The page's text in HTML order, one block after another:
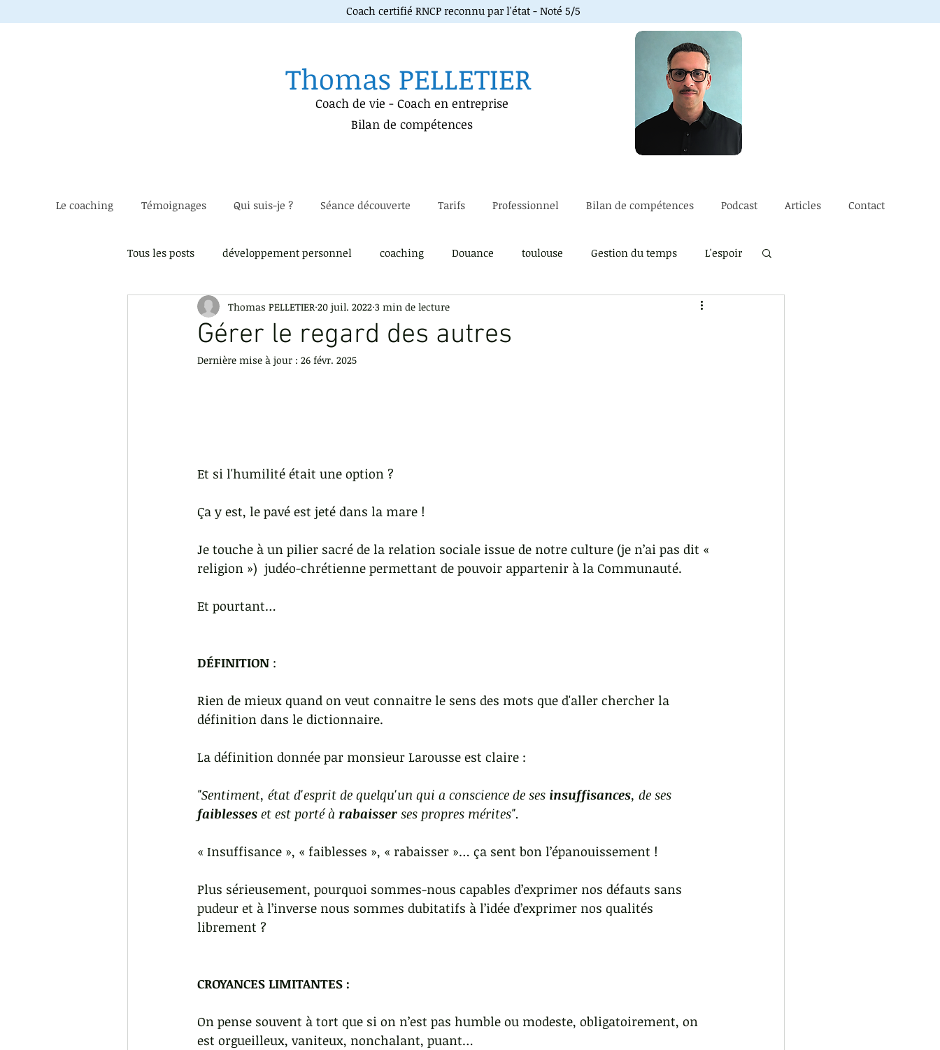
Coach certifié RNCP reconnu par l'état - Noté 5/5
Thomas PELLETIER
Coach de vie - Coach en entreprise
Bilan de compétences
Le coaching Témoignages Qui suis-je ? Séance découverte Tarifs Professionnel Bilan de compétences Podcast Articles Contact
Tous les posts développement personnel coaching Douance toulouse Gestion du temps L'espoir
Instant présent Estime de soi immersion métier La vulnérabilité
La Rentrée gestion de la peur Être actif
Gérer le regard des autres
Thomas PELLETIER 20 juil. 2022 3 min de lecture
Dernière mise à jour : 26 févr. 2025
Et si l'humilité était une option ?
Ça y est, le pavé est jeté dans la mare !
Je touche à un pilier sacré de la relation sociale issue de notre culture (je n’ai pas dit «
religion »)  judéo-chrétienne permettant de pouvoir appartenir à la Communauté.
Et pourtant…
DÉFINITION :
Rien de mieux quand on veut connaitre le sens des mots que d'aller chercher la
définition dans le dictionnaire.
La définition donnée par monsieur Larousse est claire :
"Sentiment, état d'esprit de quelqu'un qui a conscience de ses insuffisances, de ses
faiblesses et est porté à rabaisser ses propres mérites".
« Insuffisance », « faiblesses », « rabaisser »… ça sent bon l’épanouissement !
Plus sérieusement, pourquoi sommes-nous capables d’exprimer nos défauts sans
pudeur et à l’inverse nous sommes dubitatifs à l’idée d’exprimer nos qualités
librement ?
CROYANCES LIMITANTES :
On pense souvent à tort que si on n’est pas humble ou modeste, obligatoirement, on
est orgueilleux, vaniteux, nonchalant, puant…